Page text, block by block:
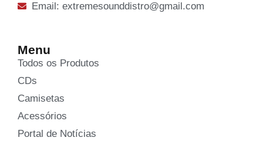
Email: extremesounddistro@gmail.com
Menu
Todos os Produtos
CDs
Camisetas
Acessórios
Portal de Notícias